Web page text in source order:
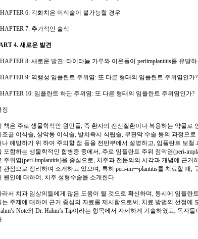
6: 각화치은 이식술이 불가능할 경우
7: 추가적인 술식
4. 새로운 발견
8: 새로운 발견: 타이타늄 가루와 이온들이 periimplantitis를 유발하
9: 역행성 임플란트 주위염: 또 다른 형태의 임플란트 주위염인가?
10: 임플란트 하단 주위염: 또 다른 형태의 임플란트 주위염인가?
징
책은 주로 생물학적인 원인들, 즉 환자의 전신질환이나 복용하는 약물로
조골 이식술, 상악동 이식술, 발치즉시 식립술, 무판막 수술 등의 과정으
나 예방하기 위 하여 주의할 점 등을 전반부에서 설명하고, 임플란트 보
포함하는 생물학적인 합병증 중에서, 주로 임플란트 주위 점막염(peri-
주위염(peri-implantitis)을 중심으로, 치주과 전문의의 시각과 개념에 근
관점으로 정리하여 소개하고 있으며, 특히 peri-im￢plantitis를 치료할 때,
원인에 대하여, 치주 성형수술을 소개한다.
라서 치과 임상의들에게 많은 도움이 될 것으로 확신하며, 동시에 임플란
는 주제에 대하여 근거 중심의 자료를 제시함으로써, 치료 방법의 선정에
Note와 Dr. Hahm’s Tip이라는 항목에서 자세하게 기술하였고, 독자
.